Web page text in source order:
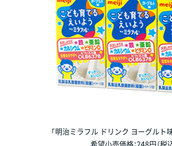
「明治ミラフル ドリンク ヨーグルト